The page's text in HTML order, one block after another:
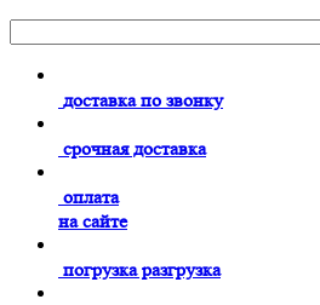
доставка по звонку
срочная доставка
оплата
на сайте
погрузка разгрузка